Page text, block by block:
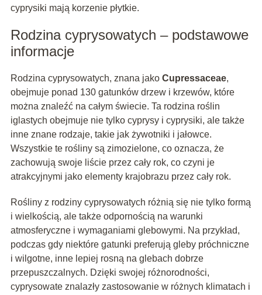
cyprysiki mają korzenie płytkie.
Rodzina cyprysowatych – podstawowe
informacje
Rodzina cyprysowatych, znana jako Cupressaceae,
obejmuje ponad 130 gatunków drzew i krzewów, które
można znaleźć na całym świecie. Ta rodzina roślin
iglastych obejmuje nie tylko cyprysy i cyprysiki, ale także
inne znane rodzaje, takie jak żywotniki i jałowce.
Wszystkie te rośliny są zimozielone, co oznacza, że
zachowują swoje liście przez cały rok, co czyni je
atrakcyjnymi jako elementy krajobrazu przez cały rok.
Rośliny z rodziny cyprysowatych różnią się nie tylko formą
i wielkością, ale także odpornością na warunki
atmosferyczne i wymaganiami glebowymi. Na przykład,
podczas gdy niektóre gatunki preferują gleby próchniczne
i wilgotne, inne lepiej rosną na glebach dobrze
przepuszczalnych. Dzięki swojej różnorodności,
cyprysowate znalazły zastosowanie w różnych klimatach i